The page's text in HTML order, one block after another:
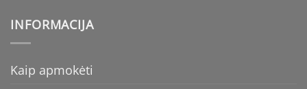
INFORMACIJA
Kaip apmokėti